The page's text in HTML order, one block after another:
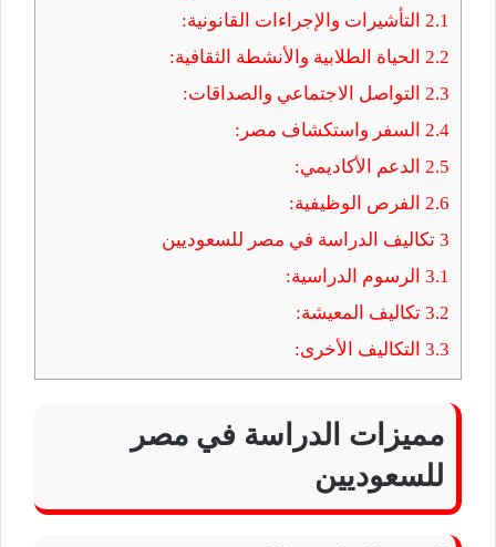
2.1 التأشيرات والإجراءات القانونية:
2.2 الحياة الطلابية والأنشطة الثقافية:
2.3 التواصل الاجتماعي والصداقات:
2.4 السفر واستكشاف مصر:
2.5 الدعم الأكاديمي:
2.6 الفرص الوظيفية:
3 تكاليف الدراسة في مصر للسعوديين
3.1 الرسوم الدراسية:
3.2 تكاليف المعيشة:
3.3 التكاليف الأخرى:
مميزات الدراسة في مصر
للسعوديين